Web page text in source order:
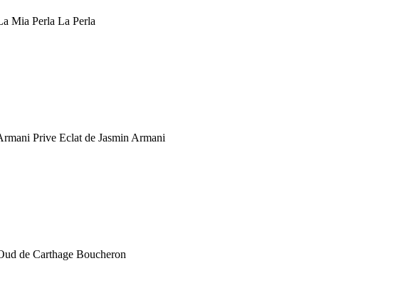
Mia Perla La Perla
Prive Eclat de Jasmin Armani
de Carthage Boucheron